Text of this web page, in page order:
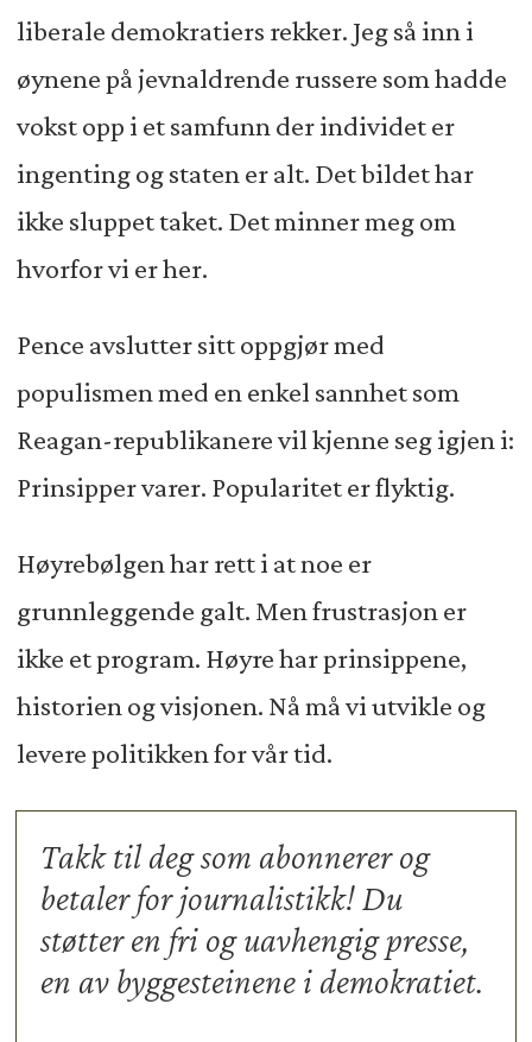
liberale demokratiers rekker. Jeg så inn i
øynene på jevnaldrende russere som hadde
vokst opp i et samfunn der individet er
ingenting og staten er alt. Det bildet har
ikke sluppet taket. Det minner meg om
hvorfor vi er her.
Pence avslutter sitt oppgjør med
populismen med en enkel sannhet som
Reagan-republikanere vil kjenne seg igjen i:
Prinsipper varer. Popularitet er flyktig.
Høyrebølgen har rett i at noe er
grunnleggende galt. Men frustrasjon er
ikke et program. Høyre har prinsippene,
historien og visjonen. Nå må vi utvikle og
levere politikken for vår tid.
Takk til deg som abonnerer og
betaler for journalistikk! Du
støtter en fri og uavhengig presse,
en av byggesteinene i demokratiet.